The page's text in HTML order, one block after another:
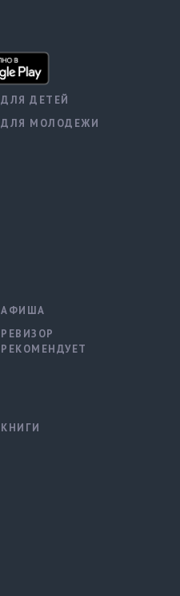
ДЛЯ ДЕТЕЙ
ДЛЯ МОЛОДЕЖИ
АФИША
РЕВИЗОР
РЕКОМЕНДУЕТ
КНИГИ